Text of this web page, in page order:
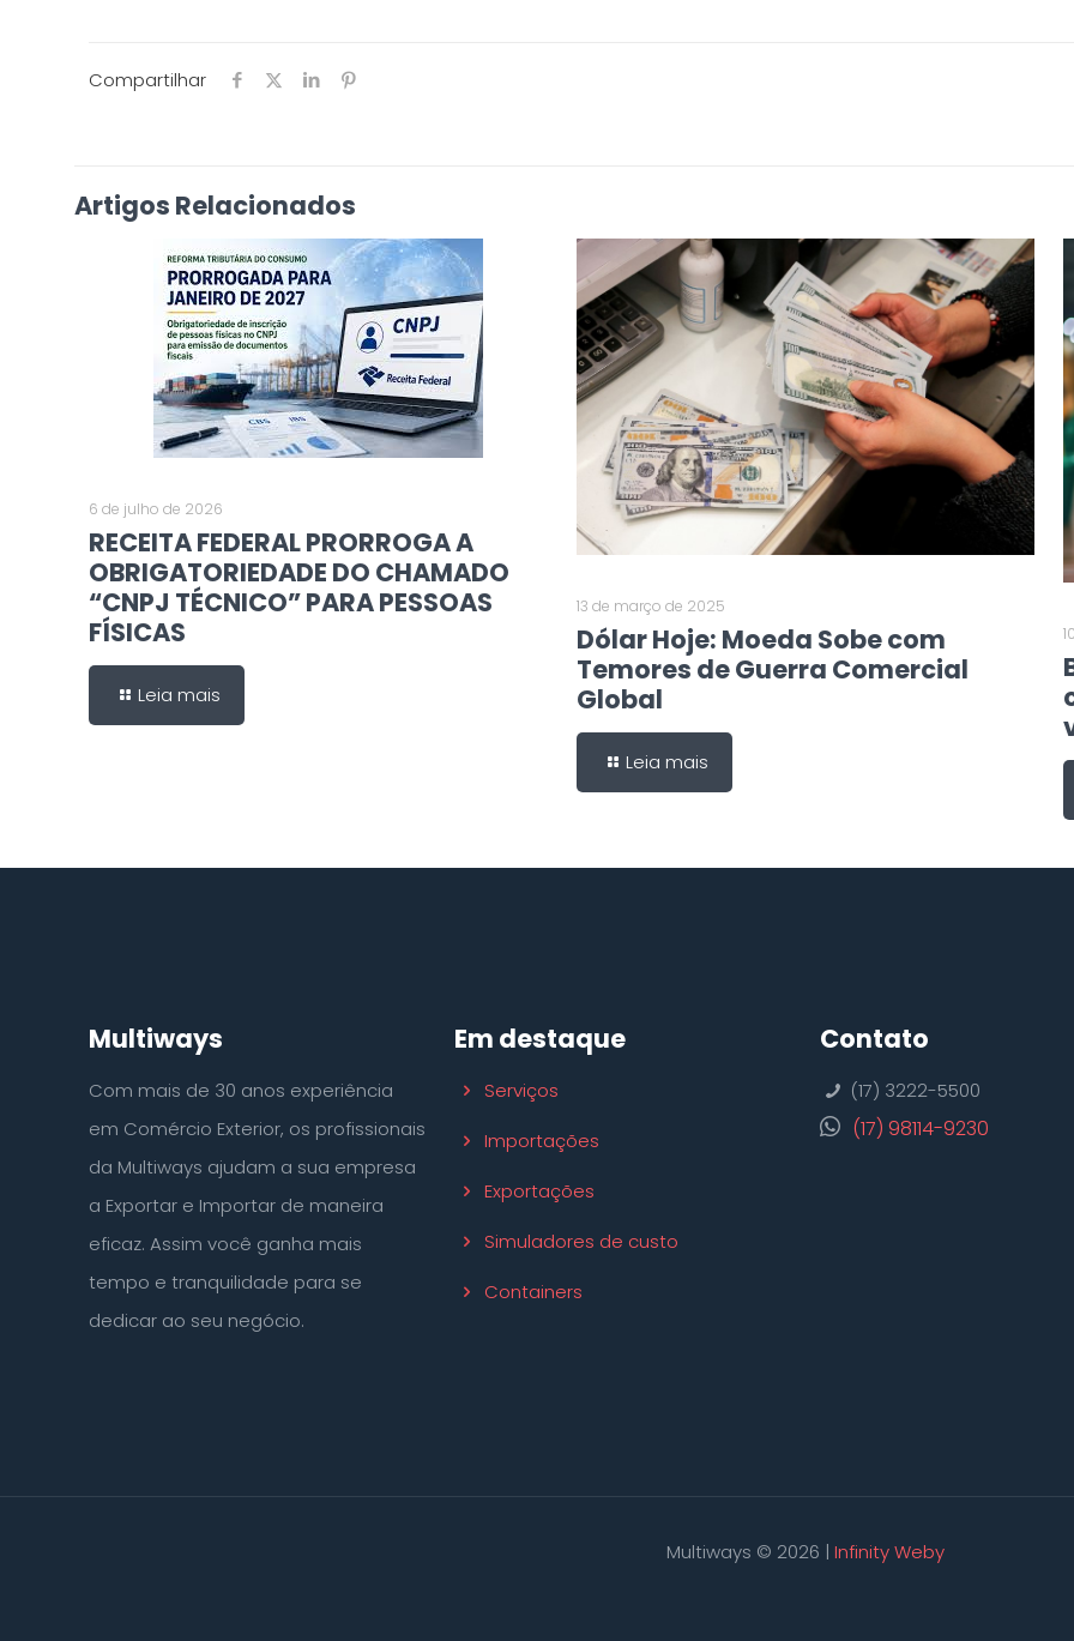
Compartilhar
Artigos Relacionados
6 de julho de 2026
RECEITA FEDERAL PRORROGA A
OBRIGATORIEDADE DO CHAMADO
“CNPJ TÉCNICO” PARA PESSOAS
FÍSICAS
Leia mais
13 de março de 2025
Dólar Hoje: Moeda Sobe com
Temores de Guerra Comercial
Global
Leia mais
Multiways
Com mais de 30 anos experiência
em Comércio Exterior, os profissionais
da Multiways ajudam a sua empresa
a Exportar e Importar de maneira
eficaz. Assim você ganha mais
tempo e tranquilidade para se
dedicar ao seu negócio.
Em destaque
Serviços
Importações
Exportações
Simuladores de custo
Containers
Contato
(17) 3222-5500
(17) 98114-9230
Multiways © 2026 | Infinity Weby